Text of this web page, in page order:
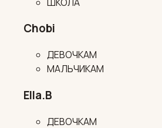
Chobi
ДЕВОЧКАМ
МАЛЬЧИКАМ
Ella.B
ДЕВОЧКАМ